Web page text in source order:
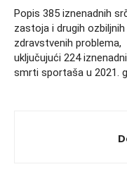
Popis 385 iznenadnih
zastoja i drugih ozbiljnih
zdravstvenih problema,
uključujući 224
smrti sportaša u 2021.